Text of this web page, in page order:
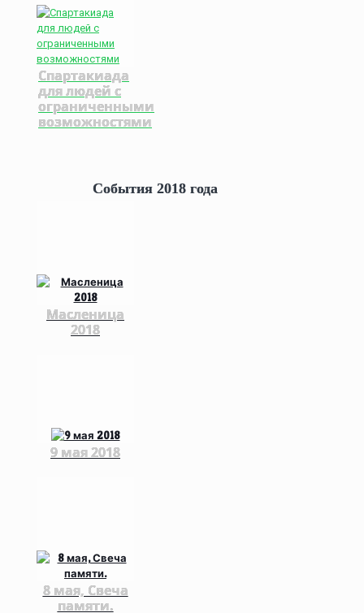
Спартакиада
для людей с
ограниченными
возможностями
События 2018 года
Масленица
2018
9 мая 2018
8 мая, Свеча
памяти.